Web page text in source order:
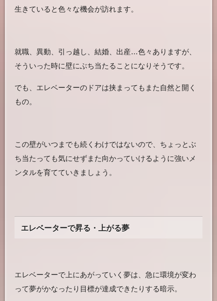
生きていると色々な機会が訪れます。
就職、異動、引っ越し、結婚、出産…色々ありますが、
そういった時に壁にぶち当たることになりそうです。
でも、エレベーターのドアは挟まってもまた自然と開く
もの。
この壁がいつまでも続くわけではないので、ちょっとぶ
ち当たっても気にせずまた向かっていけるように強いメ
ンタルを育てていきましょう。
エレベーターで昇る・上がる夢
エレベーターで上にあがっていく夢は、急に環境が変わ
って夢がかなったり目標が達成できたりする暗示。